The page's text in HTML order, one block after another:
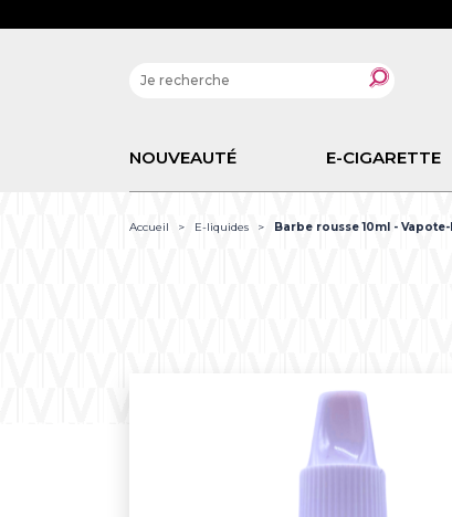
NOUVEAUTÉ E-CIGARETTE
Accueil E-liquides Barbe rousse 10ml -